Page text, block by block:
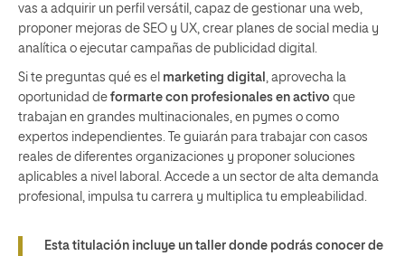
vas a adquirir un perfil versátil, capaz de gestionar una web,
proponer mejoras de SEO y UX, crear planes de social media y
analítica o ejecutar campañas de publicidad digital.
Si te preguntas qué es el marketing digital
, aprovecha la
oportunidad de formarte con profesionales en activo que
trabajan en grandes multinacionales, en pymes o como
expertos independientes. Te guiarán para trabajar con casos
reales de diferentes organizaciones y proponer soluciones
aplicables a nivel laboral. Accede a un sector de alta demanda
profesional, impulsa tu carrera y multiplica tu empleabilidad.
Esta titulación incluye un taller donde podrás conocer de